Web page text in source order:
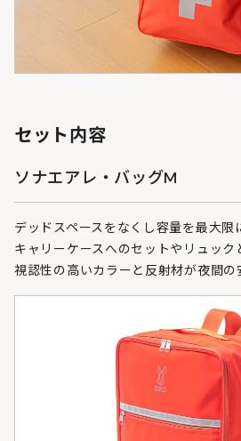
セット内容
ソナエアレ・バッグM
デッドスペースをなくし容量を最大限
キャリーケースへのセットやリュック
視認性の高いカラーと反射材が夜間の